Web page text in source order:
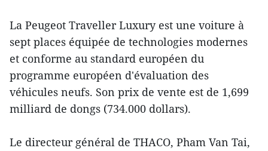
La Peugeot Traveller Luxury est une voiture à
sept places équipée de technologies modernes
et conforme au standard européen du
programme européen d'évaluation des
véhicules neufs. Son prix de vente est de 1,699
milliard de dongs (734.000 dollars).
Le directeur général de THACO, Pham Van Tai,